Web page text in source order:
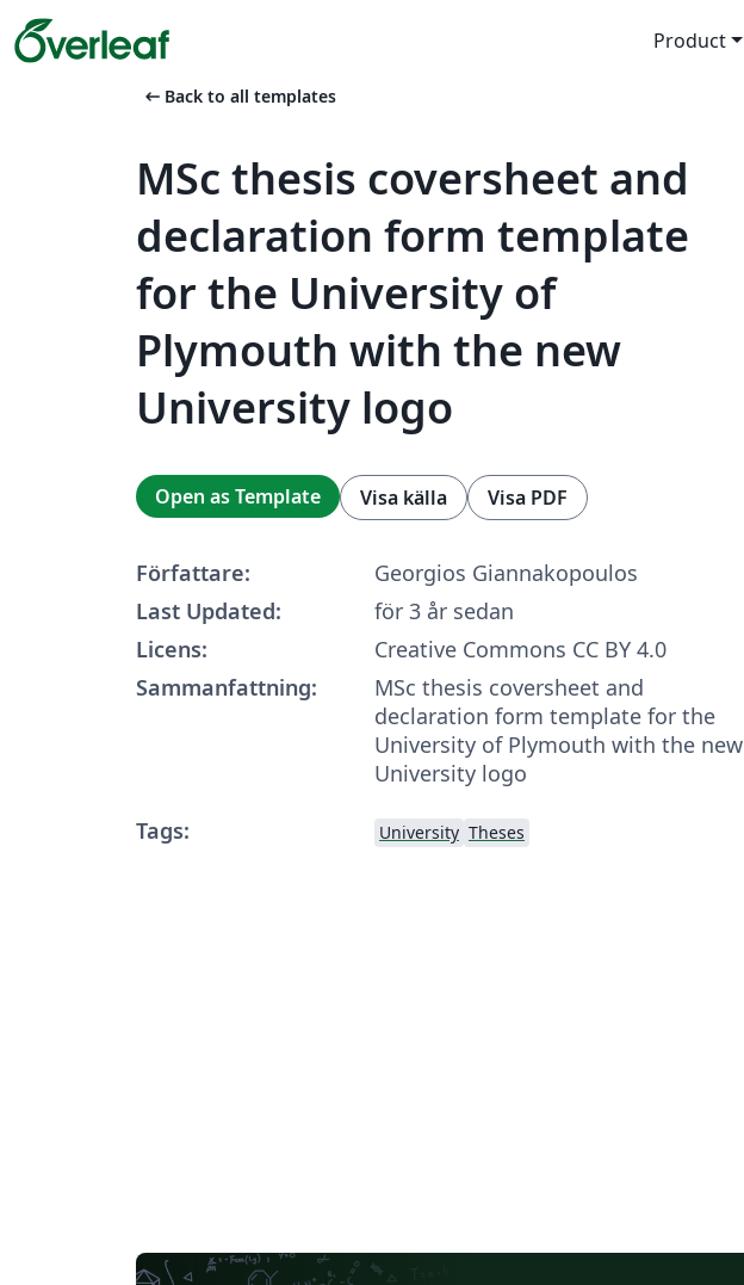
Product
arrow_left_alt Back to all templates
MSc thesis coversheet and
declaration form template
for the University of
Plymouth with the new
University logo
Open as Template Visa källa Visa PDF
Författare:
Georgios Giannakopoulos
Last Updated:
för 3 år sedan
Licens:
Creative Commons CC BY 4.0
Sammanfattning:
MSc thesis coversheet and
declaration form template for the
University of Plymouth with the new
University logo
Tags:
University Theses